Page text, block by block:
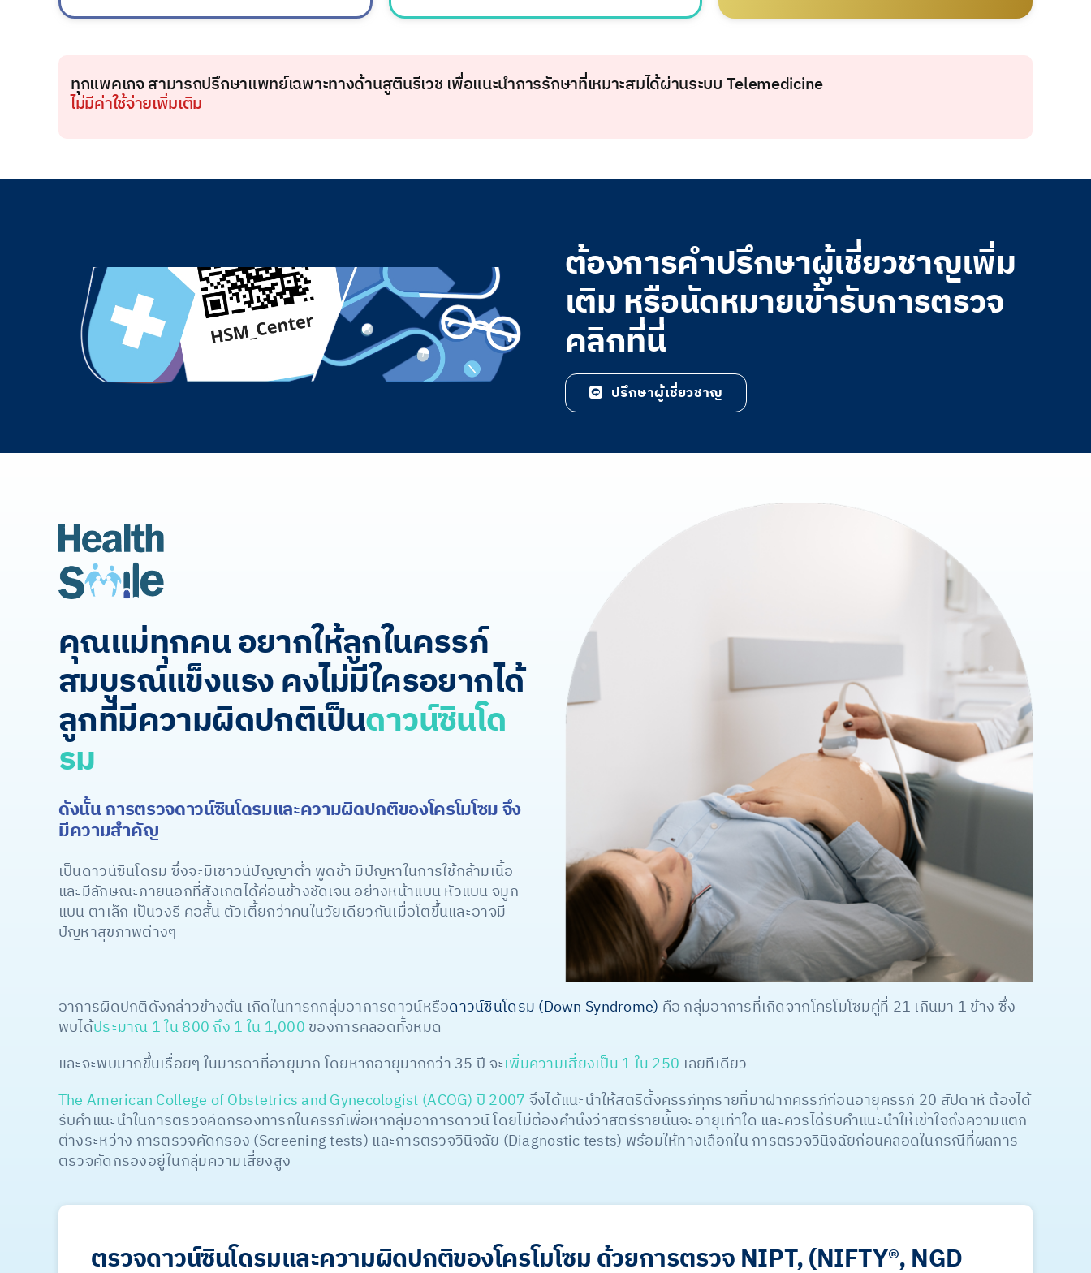
ทุกแพคเกจ สามารถปรึกษาแพทย์เฉพาะทางด้านสูตินรีเวช เพื่อแนะนำการรักษาที่เหมาะสมได้ผ่านระบบ Telemedicine
ไม่มีค่าใช้จ่ายเพิ่มเติม
ต้องการคำปรึกษาผู้เชี่ยวชาญเพิ่ม
เติม หรือนัดหมายเข้ารับการตรวจ
คลิกที่นี่
ปรึกษาผู้เชี่ยวชาญ
คุณแม่ทุกคน อยากให้ลูกในครรภ์
สมบูรณ์แข็งแรง คงไม่มีใครอยากได้
ลูกที่มีความผิดปกติเป็นดาวน์ซินโด
รม
ดังนั้น การตรวจดาวน์ซินโดรมและความผิดปกติของโครโมโซม จึง
มีความสำคัญ
เป็นดาวน์ซินโดรม ซึ่งจะมีเชาวน์ปัญญาต่ำ พูดช้า มีปัญหาในการใช้กล้ามเนื้อ
และมีลักษณะภายนอกที่สังเกตได้ค่อนข้างชัดเจน อย่างหน้าแบน หัวแบน จมูก
แบน ตาเล็ก เป็นวงรี คอสั้น ตัวเตี้ยกว่าคนในวัยเดียวกันเมื่อโตขึ้นและอาจมี
ปัญหาสุขภาพต่างๆ
อาการผิดปกติดังกล่าวข้างต้น เกิดในทารกกลุ่มอาการดาวน์หรือดาวน์ซินโดรม (Down Syndrome) คือ กลุ่มอาการที่เกิดจากโครโมโซมคู่ที่ 21 เกินมา 1 ข้าง ซึ่ง
พบได้ประมาณ 1 ใน 800 ถึง 1 ใน 1,000 ของการคลอดทั้งหมด
และจะพบมากขึ้นเรื่อยๆ ในมารดาที่อายุมาก โดยหากอายุมากกว่า 35 ปี จะเพิ่มความเสี่ยงเป็น 1 ใน 250 เลยทีเดียว
The American College of Obstetrics and Gynecologist (ACOG) ปี 2007 จึงได้แนะนำให้สตรีตั้งครรภ์ทุกรายที่มาฝากครรภ์ก่อนอายุครรภ์ 20 สัปดาห์ ต้องได้
รับคำแนะนำในการตรวจคัดกรองทารกในครรภ์เพื่อหากลุ่มอาการดาวน์ โดยไม่ต้องคำนึงว่าสตรีรายนั้นจะอายุเท่าใด และควรได้รับคำแนะนำให้เข้าใจถึงความแตก
ต่างระหว่าง การตรวจคัดกรอง (Screening tests) และการตรวจวินิจฉัย (Diagnostic tests) พร้อมให้ทางเลือกใน การตรวจวินิจฉัยก่อนคลอดในกรณีที่ผลการ
ตรวจคัดกรองอยู่ในกลุ่มความเสี่ยงสูง
ตรวจดาวน์ซินโดรมและความผิดปกติของโครโมโซม ด้วยการตรวจ NIPT, (NIFTY®, NGD